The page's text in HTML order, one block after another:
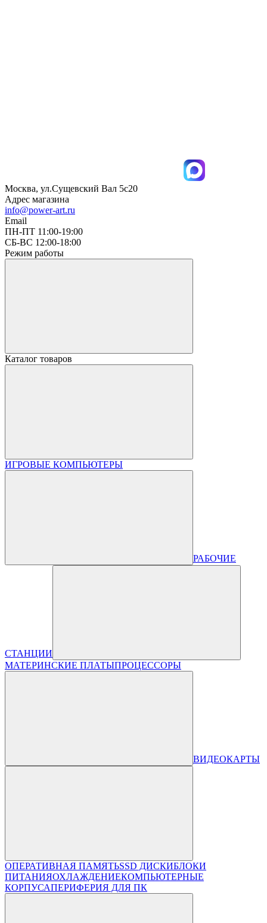
Москва, ул.Сущевский Вал 5с20
Адрес магазина
info@power-art.ru
Email
ПН-ПТ 11:00-19:00
СБ-ВС 12:00-18:00
Режим работы
Каталог товаров
ИГРОВЫЕ КОМПЬЮТЕРЫ
РАБОЧИЕ
СТАНЦИИ
МАТЕРИНСКИЕ ПЛАТЫПРОЦЕССОРЫ
ВИДЕОКАРТЫ
ОПЕРАТИВНАЯ ПАМЯТЬSSD ДИСКИБЛОКИ
ПИТАНИЯОХЛАЖДЕНИЕКОМПЬЮТЕРНЫЕ
КОРПУСАПЕРИФЕРИЯ ДЛЯ ПК